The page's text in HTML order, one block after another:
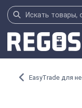
EasyTrade для